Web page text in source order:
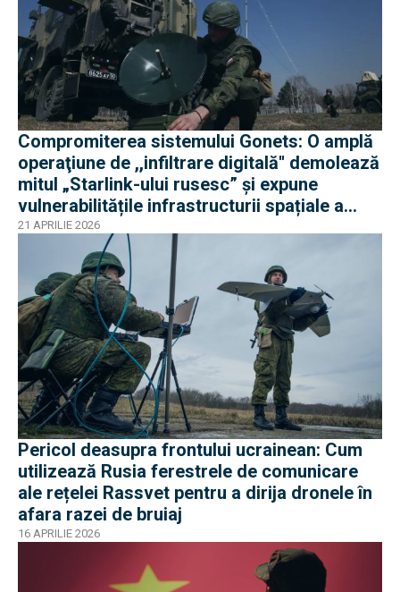
Compromiterea sistemului Gonets: O amplă
operaţiune de ,,infiltrare digitală'' demolează
mitul „Starlink-ului rusesc” și expune
vulnerabilitățile infrastructurii spațiale a
Rusie
21 APRILIE 2026
Pericol deasupra frontului ucrainean: Cum
utilizează Rusia ferestrele de comunicare
ale rețelei Rassvet pentru a dirija dronele în
afara razei de bruiaj
16 APRILIE 2026